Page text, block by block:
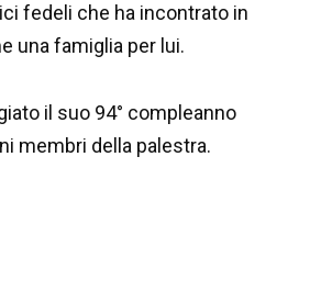
fedeli che ha incontrato in
una famiglia per lui.
il suo 94° compleanno
membri della palestra.